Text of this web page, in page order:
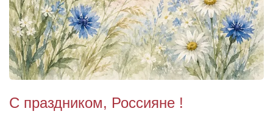
С праздником, Россияне !